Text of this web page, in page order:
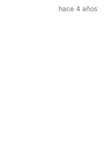
hace 4 años